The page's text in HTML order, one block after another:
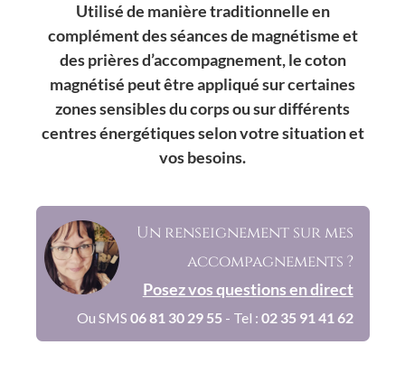
Utilisé de manière traditionnelle en
complément des séances de magnétisme et
des prières d’accompagnement, le coton
magnétisé peut être appliqué sur certaines
zones sensibles du corps ou sur différents
centres énergétiques selon votre situation et
vos besoins.
Un renseignement sur mes
accompagnements ?
Posez vos questions en direct
Ou SMS 06 81 30 29 55 - Tel : 02 35 91 41 62